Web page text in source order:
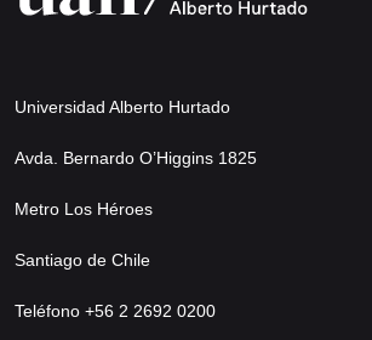
Universidad Alberto Hurtado
Avda. Bernardo O’Higgins 1825
Metro Los Héroes
Santiago de Chile
Teléfono +56 2 2692 0200